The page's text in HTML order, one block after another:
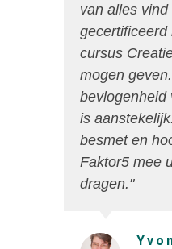
van alles
gecertificeerd
cursus
mogen
bevlogenheid
is
besmet en
Faktor5 mee
dragen."